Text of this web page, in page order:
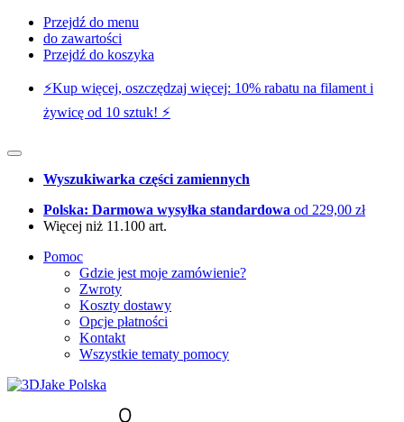
Przejdź do menu
do zawartości
Przejdź do koszyka
⚡️Kup więcej, oszczędzaj więcej: 10% rabatu na filament i
żywicę od 10 sztuk! ⚡️
Wyszukiwarka części zamiennych
Polska: Darmowa wysyłka standardowa od 229,00 zł
Więcej niż 11.100 art.
Pomoc
Gdzie jest moje zamówienie?
Zwroty
Koszty dostawy
Opcje płatności
Kontakt
Wszystkie tematy pomocy